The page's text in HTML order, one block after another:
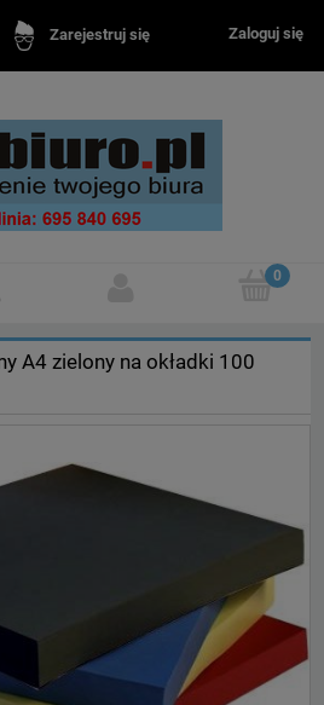
Zarejestruj się Zaloguj się
A4 zielony na okładki 100